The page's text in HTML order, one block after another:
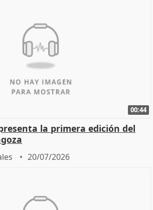
00:44
la primera edición del
20/07/2026